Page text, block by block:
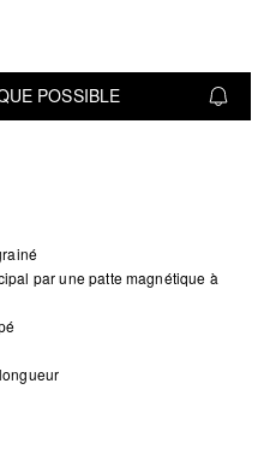
POSSIBLE
par une patte magnétique à